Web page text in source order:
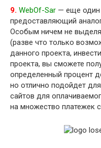
9. WebOf-Sar — еще один
предоставляющий
Особым ничем не
(разве что только
данного проекта,
проекта, вы сможете
определенный процент
но отлично подойдет
сайтов для
на множество платежек